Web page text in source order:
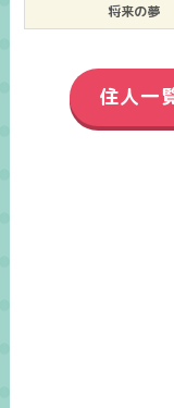
将来の夢
住人一